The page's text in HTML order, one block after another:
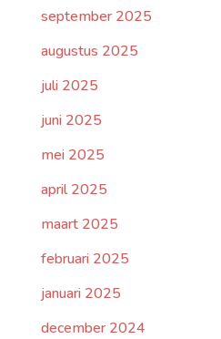
september 2025
augustus 2025
juli 2025
juni 2025
mei 2025
april 2025
maart 2025
februari 2025
januari 2025
december 2024